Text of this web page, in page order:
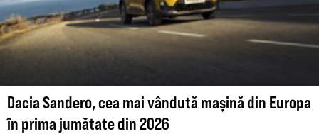
Dacia Sandero, cea mai vândută mașină din Europa
în prima jumătate din 2026